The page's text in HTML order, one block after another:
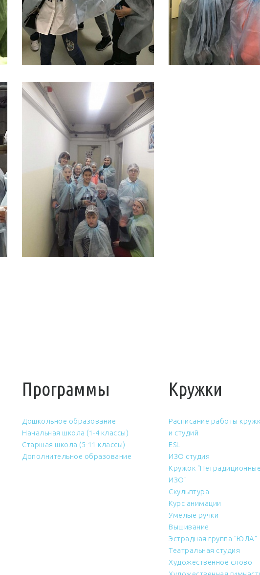
Программы
Дошкольное образование
Начальная школа (1-4 классы)
Старшая школа (5-11 классы)
Дополнительное образование
Кружки
Расписание работы
и студий
ESL
ИЗО студия
Кружок
ИЗО"
Скульптура
Курс анимации
Умелые ручки
Вышивание
Эстрадная группа "ЮЛА"
Театральная студия
Художественное слово